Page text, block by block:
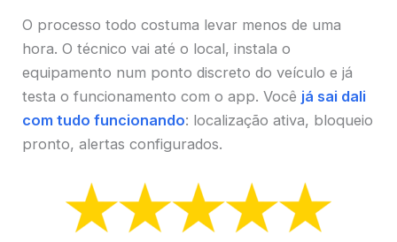
O processo todo costuma levar menos de uma
hora. O técnico vai até o local, instala o
equipamento num ponto discreto do veículo e já
testa o funcionamento com o app. Você já sai dali
com tudo funcionando: localização ativa, bloqueio
pronto, alertas configurados.